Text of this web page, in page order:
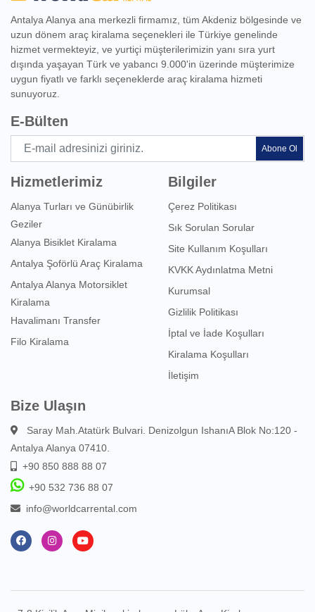
Antalya Alanya ana merkezli firmamız, tüm Akdeniz bölgesinde ve
uzun dönem araç kiralama seçenekleri ile Türkiye genelinde
hizmet vermekteyiz, ve yurtiçi müşterilerimizin yanı sıra yurt
dışında yaşayan Türk ve yabancı 9.000'in üzerinde müşterimize
uygun fiyatlı ve farklı seçeneklerde araç kiralama hizmeti
sunuyoruz.
E-Bülten
Abone Ol
Hizmetlerimiz
Alanya Turları ve Günübirlik
Geziler
Alanya Bisiklet Kiralama
Antalya Şoförlü Araç Kiralama
Antalya Alanya Motorsiklet
Kiralama
Havalimanı Transfer
Filo Kiralama
Bilgiler
Çerez Politikası
Sık Sorulan Sorular
Site Kullanım Koşulları
KVKK Aydınlatma Metni
Kurumsal
Gizlilik Politikası
İptal ve İade Koşulları
Kiralama Koşulları
İletişim
Bize Ulaşın
Saray Mah.Atatürk Bulvari. Denizolgun IshanıA Blok No:120 -
Antalya Alanya 07410.
+90 850 888 88 07
+90 532 736 88 07
info@worldcarrental.com